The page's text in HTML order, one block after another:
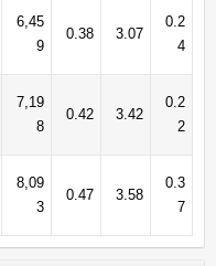
6,45
9
0.38 3.07
0.2
4
7,19
8
0.42 3.42
0.2
2
8,09
3
0.47 3.58
0.3
7